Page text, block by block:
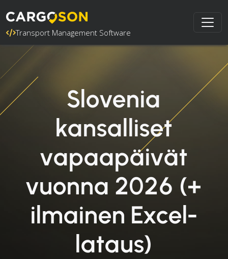
Transport Management Software
Slovenia
kansalliset
vapaapäivät
vuonna 2026 (+
ilmainen Excel-
lataus)